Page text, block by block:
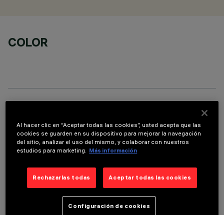
COLOR
DATOS TÉCNICOS
Al hacer clic en “Aceptar todas las cookies”, usted acepta que las
cookies se guarden en su dispositivo para mejorar la navegación
del sitio, analizar el uso del mismo, y colaborar con nuestros
estudios para marketing. Más información
Rechazarlas todas Aceptar todas las cookies
Configuración de cookies